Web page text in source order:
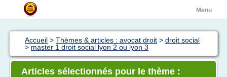
Menu
Accueil > Thèmes & articles : avocat droit > droit social
> master 1 droit social lyon 2 ou lyon 3
Articles sélectionnés pour le thème :